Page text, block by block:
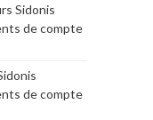
Sidonis
de compte
de compte